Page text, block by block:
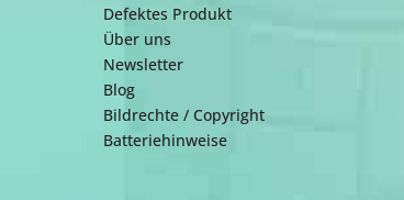
Defektes Produkt
Über uns
Newsletter
Blog
Bildrechte / Copyright
Batteriehinweise